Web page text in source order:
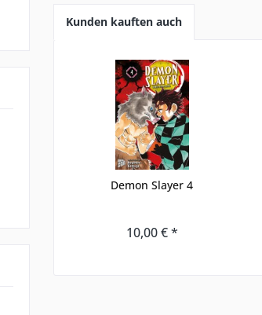
Kunden kauften auch
Demon Slayer 4
10,00 € *